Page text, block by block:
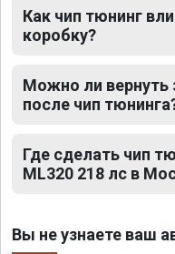
Как чип тюнинг
коробку?
Можно ли вернуть
после чип
Где сделать чип
ML320 218 лс в
Вы не узнаете ваш